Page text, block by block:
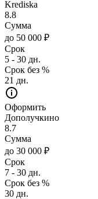
Krediska
8.8
Сумма
до 50 000 ₽
Срок
5 - 30 дн.
Срок без %
21 дн.
Оформить
Дополучкино
8.7
Сумма
до 30 000 ₽
Срок
7 - 30 дн.
Срок без %
30 дн.